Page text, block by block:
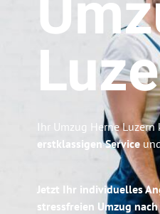
Ihr Umzug Herne
erstklassigen Service
Jetzt Ihr individuelles
stressfreien Umzug